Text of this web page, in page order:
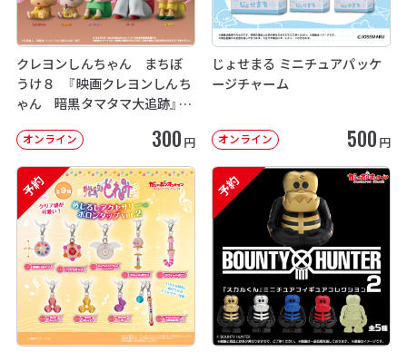
クレヨンしんちゃん まちぼ
うけ８ 『映画クレヨンしんち
ゃん 暗黒タマタマ大追跡』【2
オンライン 300 円
じょせまる ミニチュアパッケ
ージチャーム
オンライン 500 円
予約 予約